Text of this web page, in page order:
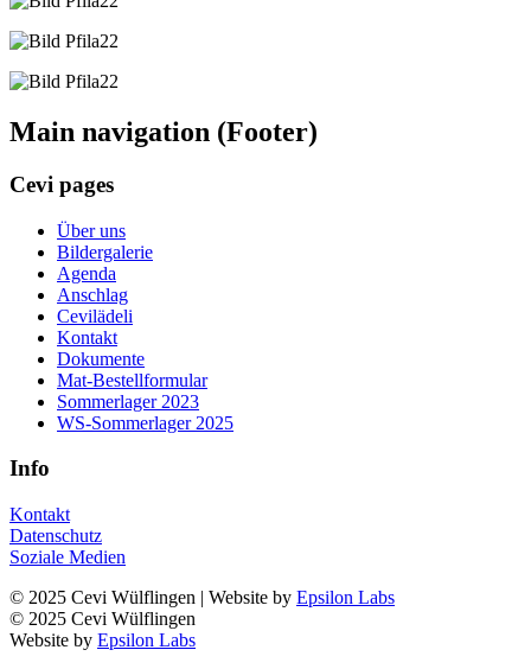
Main navigation (Footer)
Cevi pages
Über uns
Bildergalerie
Agenda
Anschlag
Cevilädeli
Kontakt
Dokumente
Mat-Bestellformular
Sommerlager 2023
WS-Sommerlager 2025
Info
Kontakt
Datenschutz
Soziale Medien
© 2025 Cevi Wülflingen | Website by Epsilon Labs
© 2025 Cevi Wülflingen
Website by Epsilon Labs